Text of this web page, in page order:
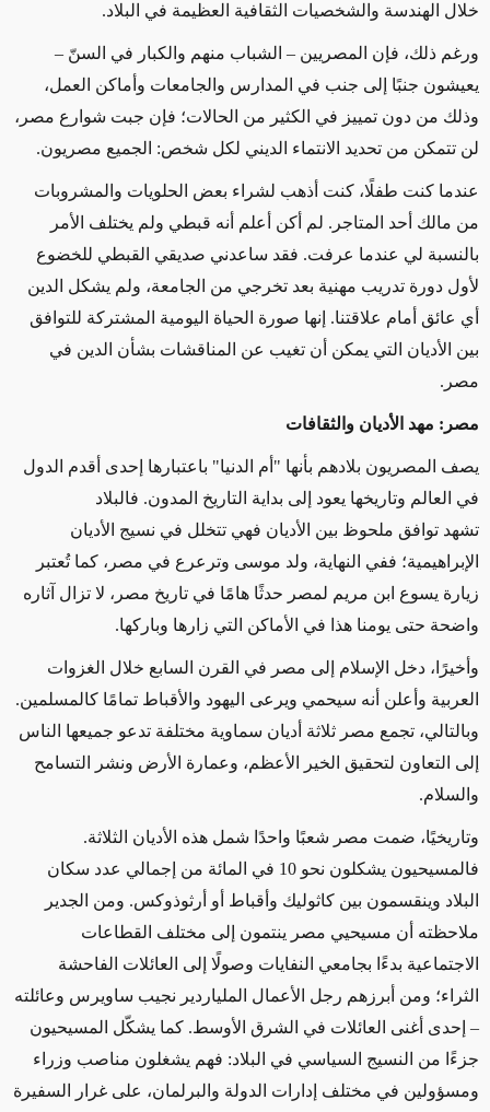
خلال الهندسة والشخصيات الثقافية العظيمة في البلاد.
ورغم ذلك، فإن المصريين – الشباب منهم والكبار في السنّ –
يعيشون جنبًا إلى جنب في المدارس والجامعات وأماكن العمل،
وذلك من دون تمييز في الكثير من الحالات؛ فإن جبت شوارع مصر،
لن تتمكن من تحديد الانتماء الديني لكل شخص: الجميع مصريون.
عندما كنت طفلًا، كنت أذهب لشراء بعض الحلويات والمشروبات
من مالك أحد المتاجر. لم أكن أعلم أنه قبطي ولم يختلف الأمر
بالنسبة لي عندما عرفت. فقد ساعدني صديقي القبطي للخضوع
لأول دورة تدريب مهنية بعد تخرجي من الجامعة، ولم يشكل الدين
أي عائق أمام علاقتنا. إنها صورة الحياة اليومية المشتركة للتوافق
بين الأديان التي يمكن أن تغيب عن المناقشات بشأن الدين في
مصر.
مصر: مهد الأديان والثقافات
يصف المصريون بلادهم بأنها "أم الدنيا" باعتبارها إحدى أقدم الدول
في العالم وتاريخها يعود إلى بداية التاريخ المدون. فالبلاد
تشهد توافق ملحوظ بين الأديان فهي تتخلل في نسيج الأديان
الإبراهيمية؛ ففي النهاية، ولد موسى وترعرع في مصر، كما تُعتبر
زيارة يسوع ابن مريم لمصر حدثًا هامًا في تاريخ مصر، لا تزال آثاره
واضحة حتى يومنا هذا في الأماكن التي زارها وباركها.
وأخيرًا، دخل الإسلام إلى مصر في القرن السابع خلال الغزوات
العربية وأعلن أنه سيحمي ويرعى اليهود والأقباط تمامًا كالمسلمين.
وبالتالي، تجمع مصر ثلاثة أديان سماوية مختلفة تدعو جميعها الناس
إلى التعاون لتحقيق الخير الأعظم، وعمارة الأرض ونشر التسامح
والسلام.
وتاريخيًا، ضمت مصر شعبًا واحدًا شمل هذه الأديان الثلاثة.
فالمسيحيون يشكلون نحو 10 في المائة من إجمالي عدد سكان
البلاد وينقسمون بين كاثوليك وأقباط أو أرثوذوكس. ومن الجدير
ملاحظته أن مسيحيي مصر ينتمون إلى مختلف القطاعات
الاجتماعية بدءًا بجامعي النفايات وصولًا إلى العائلات الفاحشة
الثراء؛ ومن أبرزهم رجل الأعمال الملياردير نجيب ساويرس وعائلته
– إحدى أغنى العائلات في الشرق الأوسط. كما يشكّل المسيحيون
جزءًا من النسيج السياسي في البلاد: فهم يشغلون مناصب وزراء
ومسؤولين في مختلف إدارات الدولة والبرلمان، على غرار السفيرة